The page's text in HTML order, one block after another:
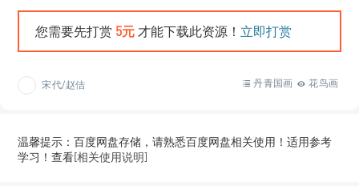
您需要先打赏 5元 才能下载此资源！ 立即打赏
宋代/赵佶 花鸟画
丹青国画
温馨提示：百度网盘存储，请熟悉百度网盘相关使用！适用参考
学习！查看[相关使用说明]